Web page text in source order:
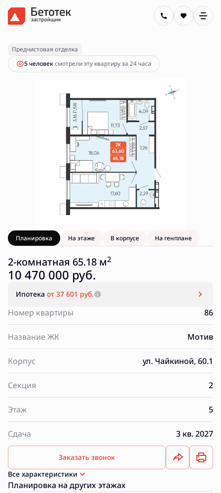
2-комнатная65.18 м 10 470 000 руб.
Ипотекаот 37 601 руб.
Предчистовая отделка
5 человексмотрели эту квартиру за 24 часа
Планировка На этаже В корпусе На генплане
2-комнатная 65.18 м2
10 470 000 руб.
Ипотека от 37 601 руб.
Номер квартиры 86
Название ЖК Мотив
Корпус ул. Чайкиной, 60.1
Секция 2
Этаж 5
Сдача 3 кв. 2027
Заказать звонок
Все характеристики
Планировка на других этажах